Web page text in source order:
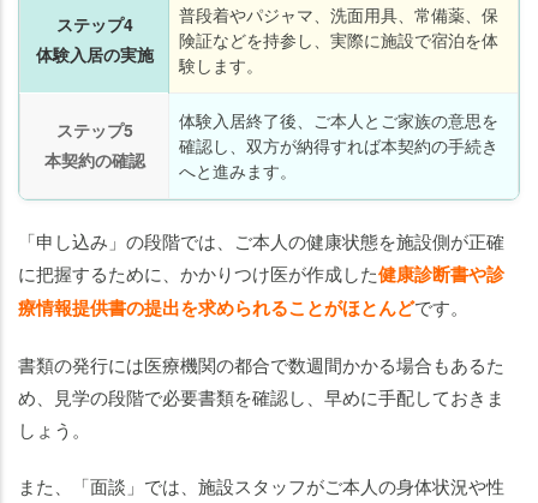
ステップ4
体験入居の実施
普段着やパジャマ、洗面用具、常備薬、保
険証などを持参し、実際に施設で宿泊を体
験します。
ステップ5
本契約の確認
体験入居終了後、ご本人とご家族の意思を
確認し、双方が納得すれば本契約の手続き
へと進みます。
「申し込み」の段階では、ご本人の健康状態を施設側が正確
に把握するために、かかりつけ医が作成した健康診断書や診
療情報提供書の提出を求められることがほとんどです。
書類の発行には医療機関の都合で数週間かかる場合もあるた
め、見学の段階で必要書類を確認し、早めに手配しておきま
しょう。
また、「面談」では、施設スタッフがご本人の身体状況や性